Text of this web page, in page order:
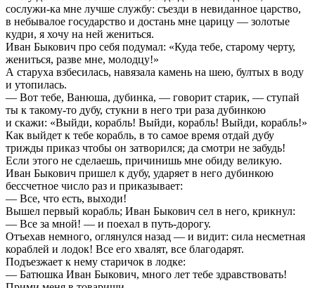
сослужи-ка мне лучше службу: съезди в невиданное царство,
в небывалое государство и достань мне царицу — золотые
кудри, я хочу на ней жениться.
Иван Быкович про себя подумал: «Куда тебе, старому черту,
жениться, разве мне, молодцу!»
А старуха взбесилась, навязала камень на шею, бултых в воду
и утопилась.
— Вот тебе, Ванюша, дубинка, — говорит старик, — ступай
ты к такому-то дубу, стукни в него три раза дубинкою
и скажи: «Выйди, корабль! Выйди, корабль! Выйди, корабль!»
Как выйдет к тебе корабль, в то самое время отдай дубу
трижды приказ чтобы он затворился; да смотри не забудь!
Если этого не сделаешь, причинишь мне обиду великую.
Иван Быкович пришел к дубу, ударяет в него дубинкою
бессчетное число раз и приказывает:
— Все, что есть, выходи!
Вышел первый корабль; Иван Быкович сел в него, крикнул:
— Все за мной! — и поехал в путь-дорогу.
Отъехав немного, оглянулся назад — и видит: сила несметная
кораблей и лодок! Все его хвалят, все благодарят.
Подъезжает к нему старичок в лодке:
— Батюшка Иван Быкович, много лет тебе здравствовать!